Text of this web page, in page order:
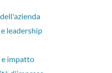
leadership
e impatto